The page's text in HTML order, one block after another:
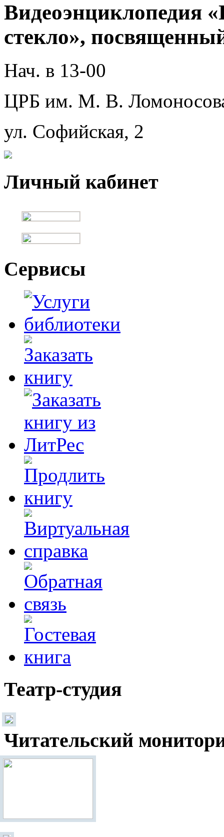
Видеоэнциклопедия
стекло»,
Нач. в 13-00
ЦРБ им. М. В.
ул. Софийская, 2
Личный кабинет
Сервисы
Театр-студия
Читательский